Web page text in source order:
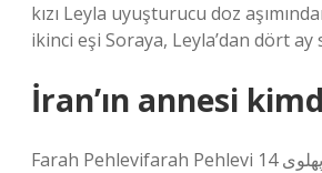
kızı Leyla uyuşturucu doz
ikinci eşi Soraya, Leyla’dan dört ay
İran’ın annesi
Farah Pehlevifarah Pehlevi فرح پهلوی 14 Ekim